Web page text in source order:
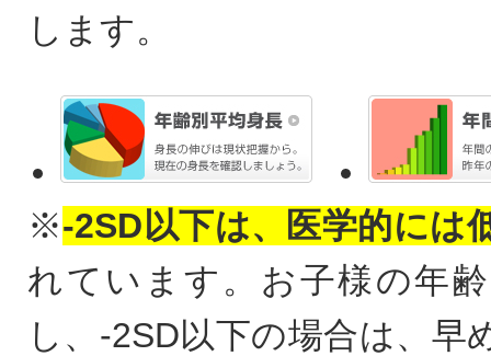
します。
※-2SD以下は、医学的には
れています。お子様の年
し、-2SD以下の場合は、早